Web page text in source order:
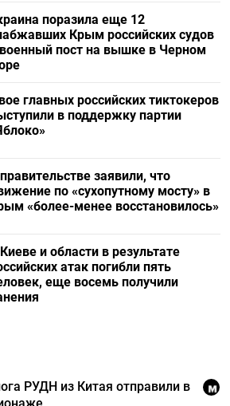
поразила еще 12
Крым российских судов
пост на вышке в Черном
главных российских тиктокеров
в поддержку партии
заявили, что
по «сухопутному мосту» в
«более-менее восстановилось»
и области в результате
атак погибли пять
еще восемь получили